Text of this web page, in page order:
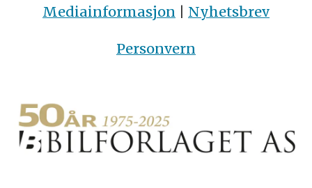
Mediainformasjon | Nyhetsbrev
Personvern